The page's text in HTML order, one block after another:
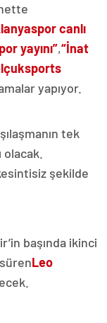
canlı
yayını”,“İnat
yapıyor.
tek
şekilde
başında ikinci
Leo